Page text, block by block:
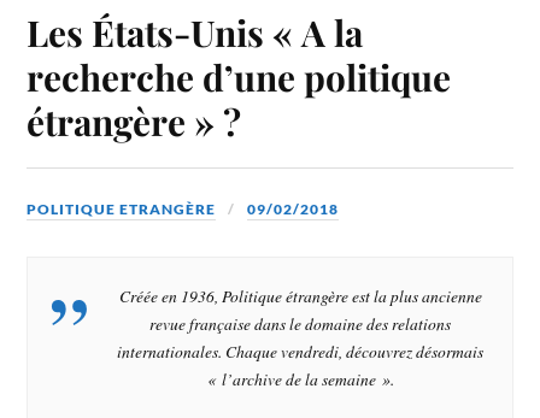
Les États-Unis « A la
recherche d’une politique
étrangère » ?
POLITIQUE ETRANGÈRE 09/02/2018
Créée en 1936, Politique étrangèreest la plus ancienne
revue française dans le domaine des relations
internationales. Chaque vendredi, découvrez désormais
« l’archive de la semaine ».